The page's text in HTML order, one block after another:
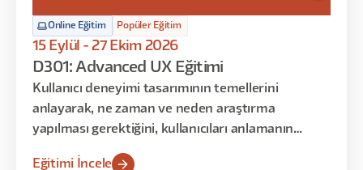
Online Eğitim Popüler Eğitim
15 Eylül - 27 Ekim 2026
D301: Advanced UX Eğitimi
Kullanıcı deneyimi tasarımının temellerini
anlayarak, ne zaman ve neden araştırma
yapılması gerektiğini, kullanıcıları anlamanın
Eğitimi İncele